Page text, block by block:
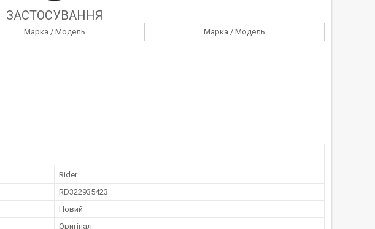
ЗАСТОСУВАННЯ
Марка / Модель
Марка / Модель
Rider
RD322935423
Новий
Оригінал